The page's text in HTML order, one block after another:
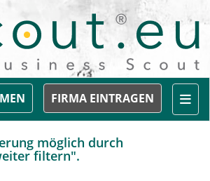
FIRMA EINTRAGEN
möglich durch
filtern".